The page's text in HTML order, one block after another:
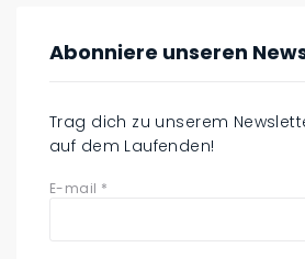
Abonniere unseren
Trag dich zu unserem
auf dem Laufenden!
E-mail *